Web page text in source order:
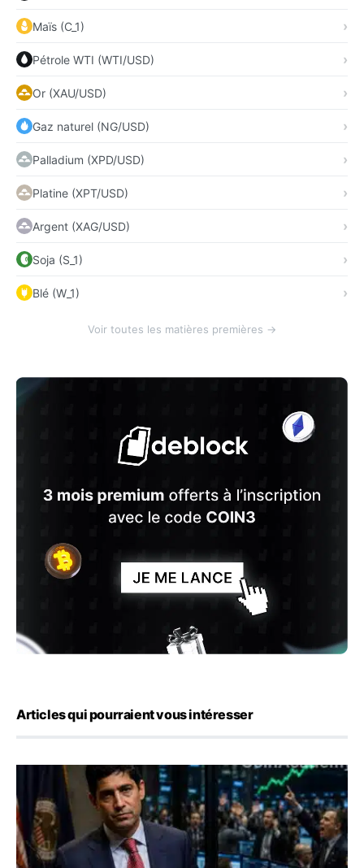
Maïs (C_1)
Pétrole WTI (WTI/USD)
Or (XAU/USD)
Gaz naturel (NG/USD)
Palladium (XPD/USD)
Platine (XPT/USD)
Argent (XAG/USD)
Soja (S_1)
Blé (W_1)
Voir toutes les matières premières →
Articles qui pourraient vous intéresser
Emploi américain : 23 000 postes détruits en juillet, les